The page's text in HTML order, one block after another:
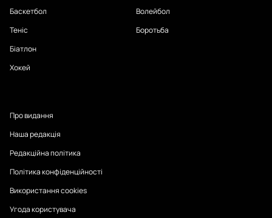
Баскетбол
Теніс
Біатлон
Хокей
Волейбол
Боротьба
Про видання
Наша редакція
Редакційна політика
Політика конфіденційності
Використання cookies
Угода користувача